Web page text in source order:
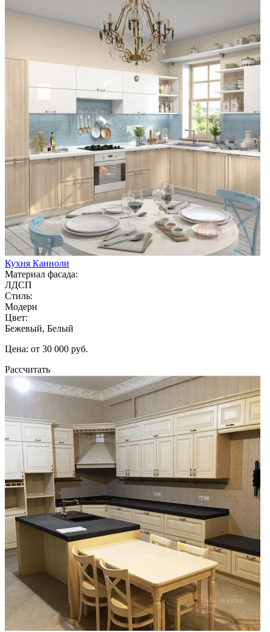
Кухня Канноли
Материал фасада:
ЛДСП
Стиль:
Модерн
Цвет:
Бежевый, Белый
Цена: от 30 000 руб.
Рассчитать